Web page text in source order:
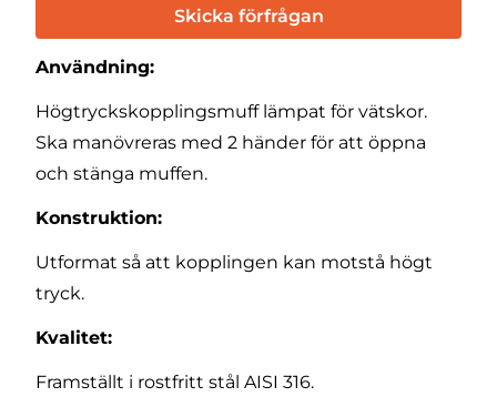
Skicka förfrågan
Användning:
Högtryckskopplingsmuff lämpat för vätskor.
Ska manövreras med 2 händer för att öppna
och stänga muffen.
Konstruktion:
Utformat så att kopplingen kan motstå högt
tryck.
Kvalitet:
Framställt i rostfritt stål AISI 316.